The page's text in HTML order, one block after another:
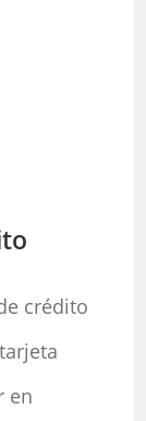
crédito
en